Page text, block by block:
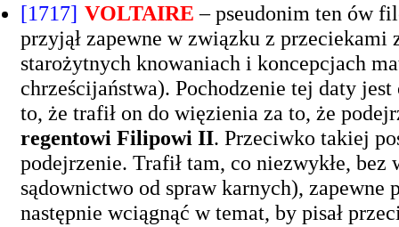
[1717] VOLTAIRE – pseudonim ten ów
przyjął zapewne w związku z
starożytnych knowaniach i koncepcjach
chrześcijaństwa). Pochodzenie tej daty
to, że trafił on do więzienia za to, że
regentowi Filipowi II. Przeciwko takiej
podejrzenie. Trafił tam, co niezwykłe,
sądownictwo od spraw karnych), zapewne
następnie wciągnąć w temat, by pisał